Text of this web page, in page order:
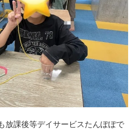
課後等デイサービスたんぽぽで